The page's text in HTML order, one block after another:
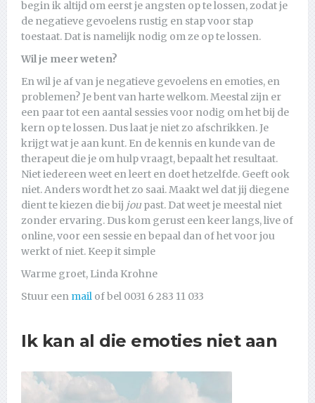
begin ik altijd om eerst je angsten op te lossen, zodat je
de negatieve gevoelens rustig en stap voor stap
toestaat. Dat is namelijk nodig om ze op te lossen.
Wil je meer weten?
En wil je af van je negatieve gevoelens en emoties, en
problemen? Je bent van harte welkom. Meestal zijn er
een paar tot een aantal sessies voor nodig om het bij de
kern op te lossen. Dus laat je niet zo afschrikken. Je
krijgt wat je aan kunt. En de kennis en kunde van de
therapeut die je om hulp vraagt, bepaalt het resultaat.
Niet iedereen weet en leert en doet hetzelfde. Geeft ook
niet. Anders wordt het zo saai. Maakt wel dat jij diegene
dient te kiezen die bij joupast. Dat weet je meestal niet
zonder ervaring. Dus kom gerust een keer langs, live of
online, voor een sessie en bepaal dan of het voor jou
werkt of niet. Keep it simple
Warme groet, Linda Krohne
Stuur een mail of bel 0031 6 283 11 033
Ik kan al die emoties niet aan